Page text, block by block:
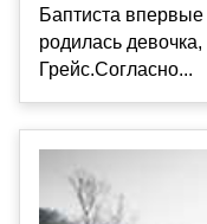
Баптиста
родилась
Грейс.Согласно...